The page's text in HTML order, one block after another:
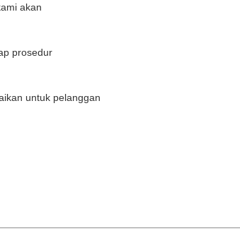
akan
prosedur
untuk pelanggan